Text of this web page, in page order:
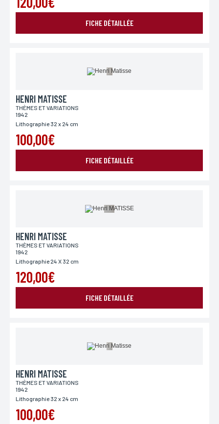
FICHE DÉTAILLÉE
HENRI MATISSE
THÈMES ET VARIATIONS
1942
Lithographie 32 x 24 cm
100,00€
FICHE DÉTAILLÉE
HENRI MATISSE
THÈMES ET VARIATIONS
1942
Lithographie 24 X 32 cm
120,00€
FICHE DÉTAILLÉE
HENRI MATISSE
THÈMES ET VARIATIONS
1942
Lithographie 32 x 24 cm
100,00€